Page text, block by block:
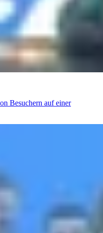
Besuchern auf einer